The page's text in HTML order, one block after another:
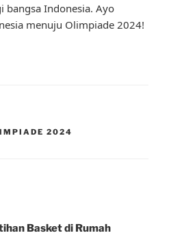
bangsa Indonesia. Ayo
menuju Olimpiade 2024!
2024
Basket di Rumah